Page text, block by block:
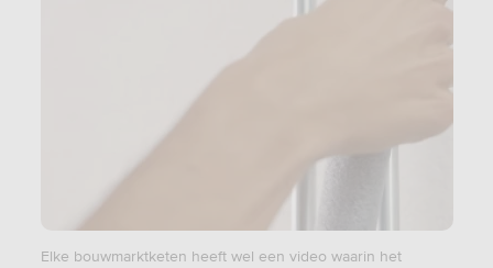
Elke bouwmarktketen heeft wel een video waarin het